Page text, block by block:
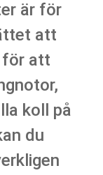
är för
att
för att
koll på
du